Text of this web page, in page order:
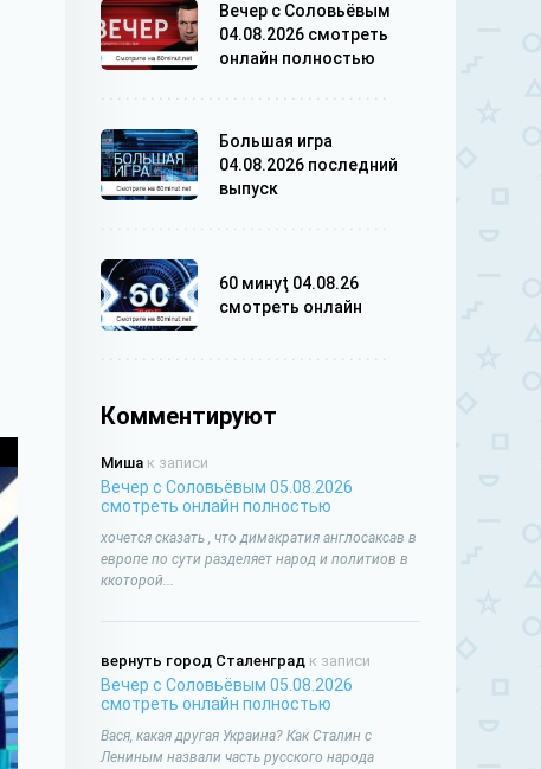
Вечер с Соловьёвым
04.08.2026 смотреть
онлайн полностью
Большая игра
04.08.2026 последний
выпуск
60 минуţ 04.08.26
смотреть онлайн
Комментируют
Миша к записи
Вечер с Соловьёвым 05.08.2026
смотреть онлайн полностью
хочется сказать , что димакратия англосаксав в
европе по сути разделяет народ и политиов в
ккоторой...
вернуть город Сталенград к записи
Вечер с Соловьёвым 05.08.2026
смотреть онлайн полностью
Вася, какая другая Украина? Как Сталин с
Лениным назвали часть русского народа